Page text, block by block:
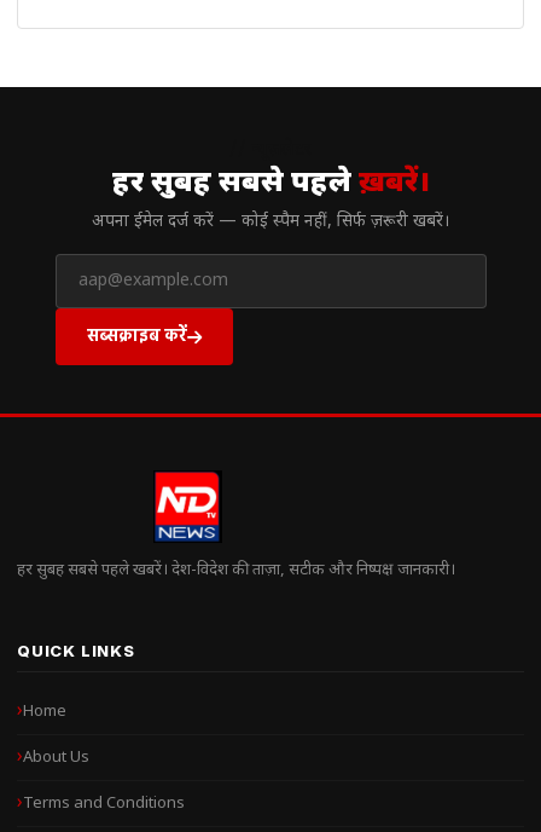
हर सुबह सबसे पहलेख़बरें।
अपना ईमेल दर्ज करें — कोई स्पैम नहीं, सिर्फ ज़रूरी खबरें।
सब्सक्राइब करें
हर सुबह सबसे पहले खबरें। देश-विदेश की ताज़ा, सटीक और निष्पक्ष जानकारी।
QUICK LINKS
Home
About Us
Terms and Conditions